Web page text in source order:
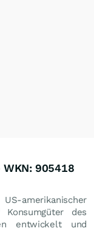
905418
des
entwickelt und